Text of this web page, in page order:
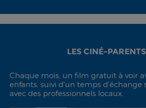
LES CINÉ-PARENTS
Chaque mois, un film gratuit à voir
enfants, suivi d'un temps d'échange
avec des professionnels locaux.